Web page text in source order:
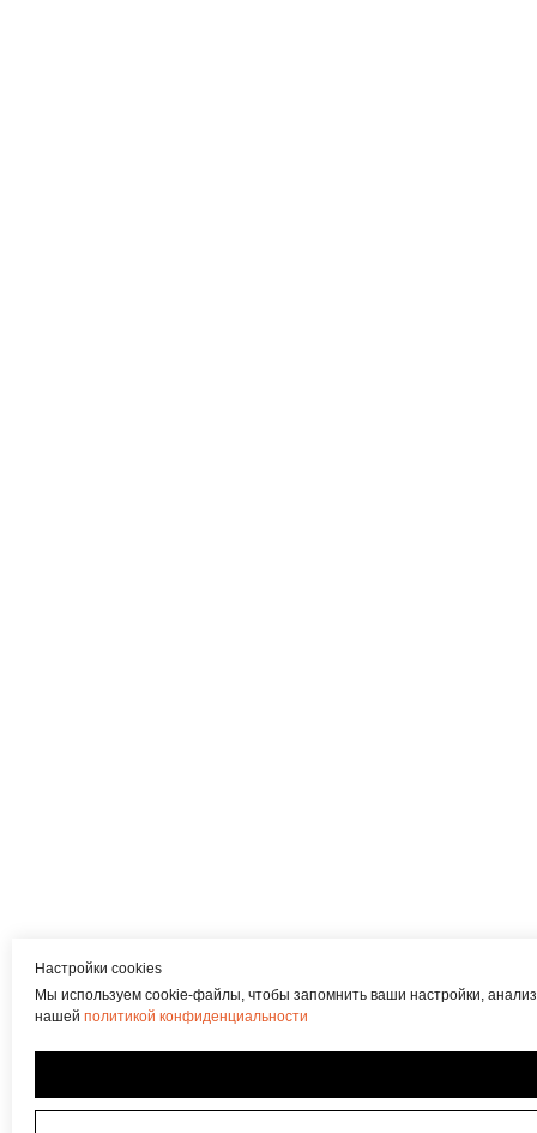
Настройки cookies
Мы используем cookie-файлы, чтобы запомнить ваши настройки,
нашей политикой конфиденциальности